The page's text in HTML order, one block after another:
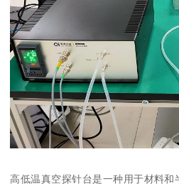
高低温真空探针台是一种用于材料和